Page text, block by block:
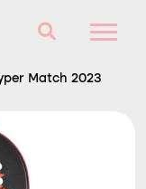
Match 2023